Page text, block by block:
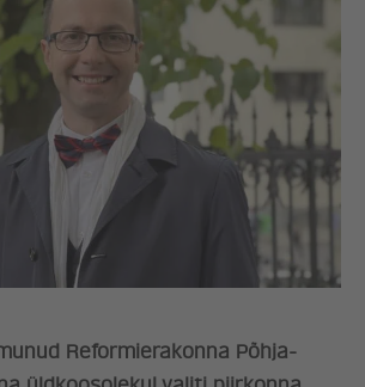
Reformierakonna Põhja-